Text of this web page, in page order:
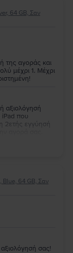
64 GB, Σαν
της αγοράς και
μέχρι 1. Μέχρι
αξιολόγησή
iPad που
2ετής εγγύησή
Blue, 64 GB, Σαν
σας!